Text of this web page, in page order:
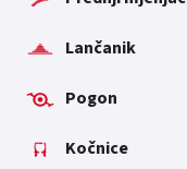
Lančanik
Pogon
Kočnice